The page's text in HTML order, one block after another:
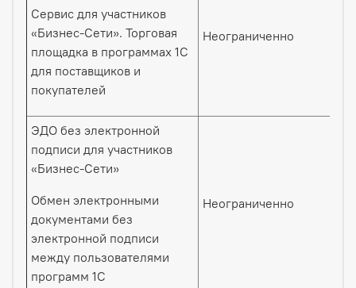
Сервис для участников
«Бизнес-Сети». Торговая
площадка в программах 1С
для поставщиков и
покупателей
Неограниченно
ЭДО без электронной
подписи для участников
«Бизнес-Сети»
Обмен электронными
документами без
электронной подписи
между пользователями
программ 1С
Неограниченно